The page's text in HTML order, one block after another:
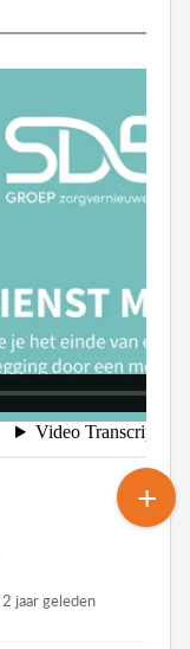
2 jaar geleden